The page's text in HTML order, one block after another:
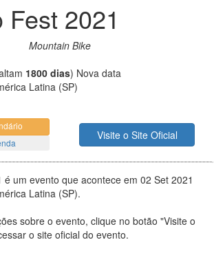
2021
Mountain Bike
1800 dias) Nova data
Latina (SP)
Visite o Site Oficial
é um evento que acontece em 02 Set 2021
Latina (SP).
sobre o evento, clique no botão "Visite o
o site oficial do evento.